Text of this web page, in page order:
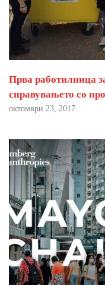
Прва работилница
справувањето со
октомври 23, 2017